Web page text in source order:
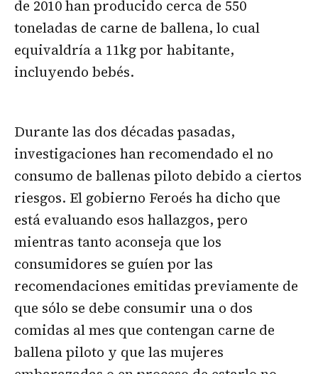
de 2010 han producido cerca de 550
toneladas de carne de ballena, lo cual
equivaldría a 11kg por habitante,
incluyendo bebés.
Durante las dos décadas pasadas,
investigaciones han recomendado el no
consumo de ballenas piloto debido a ciertos
riesgos. El gobierno Feroés ha dicho que
está evaluando esos hallazgos, pero
mientras tanto aconseja que los
consumidores se guíen por las
recomendaciones emitidas previamente de
que sólo se debe consumir una o dos
comidas al mes que contengan carne de
ballena piloto y que las mujeres